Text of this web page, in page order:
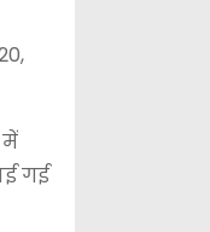
में
गई